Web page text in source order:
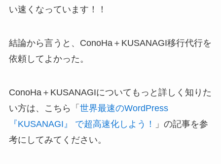
い速くなっています！！
結論から言うと、ConoHa＋KUSANAGI移行代行を
依頼してよかった。
ConoHa＋KUSANAGIについてもっと詳しく知りた
い方は、こちら「 世界最速のWordPress
『KUSANAGI』 で超高速化しよう！
」の記事を参
考にしてみてください。